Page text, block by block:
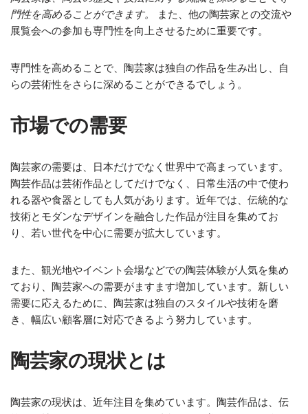
門性を高めることができます。
また、他の陶芸家との交流や
展覧会への参加も専門性を向上させるために重要です。
専門性を高めることで、陶芸家は独自の作品を生み出し、自
らの芸術性をさらに深めることができるでしょう。
市場での需要
陶芸家の需要は、日本だけでなく世界中で高まっています。
陶芸作品は芸術作品としてだけでなく、日常生活の中で使わ
れる器や食器としても人気があります。近年では、伝統的な
技術とモダンなデザインを融合した作品が注目を集めてお
り、若い世代を中心に需要が拡大しています。
また、観光地やイベント会場などでの陶芸体験が人気を集め
ており、陶芸家への需要がますます増加しています。新しい
需要に応えるために、陶芸家は独自のスタイルや技術を磨
き、幅広い顧客層に対応できるよう努力しています。
陶芸家の現状とは
陶芸家の現状は、近年注目を集めています。陶芸作品は、伝